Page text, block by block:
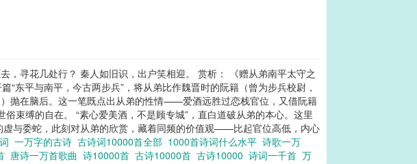
，寻花几处行？ 秦人如旧识，出户笑相迎。 赏析： 《赠从弟南平太守之
东平与南平，今古两步兵”，将从弟比作魏晋时的阮籍（曾为步兵校尉，
抛在脑后。这一笔既点出从弟的性情——爱酒远胜过恋栈官位，又借阮籍
束缚的自在。 “素心爱美酒，不是顾专城”，直白道破从弟的本心。这里
虚与委蛇，此刻对从弟的欣赏，藏着同频的价值观——比起官位高低，内心
一万字的古诗 古诗词10000首全部 1000首诗词什么水平 诗歌一万
唐诗一万首歌曲 诗10000首 古诗10000首 古诗10000 诗词一千首 万